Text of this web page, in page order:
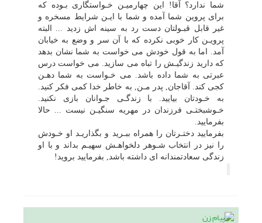
شما ندارد؟ آقا! این چهارمیـن خـواستگارى بـوده که
براى پروین شما آمده و شما با ایـن شرایط مسخره و
غیر قابل قبـولتان دست رد به سینه اش زدید ... البته
پرویـن کار خوبى نکرده که با آن سر و وضع به خیابان
آمد. اما به قول خودش مى خواست به شما نشان بدهد
که دارید زندگیـش را تباه مى سازید. مى خواست درس
عبرتى به شما داده باشد. مى خـواست به شما دهـن
کجى کند. آقاجان, پدر مـن, به خاطر خدا کمى فکر کنید.
به خـودتان بیایید. با زندگـى جـوانان بازى نکنید.
خـوشبختـى فرزندان در مهریه سنگیـن نیست ... حالا
بفرمایید.
بفرمایید دختـرتان را همراه ببـرید و بگذاریـد او خـودش
را نیز در انتخاب شـوهر دلخواهـش سهیـم بداند و با او
زندگى سعادتمندانه اى داشته باشد, بفرمایید بروید!